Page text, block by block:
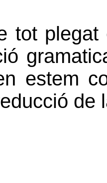
tot
estem
de